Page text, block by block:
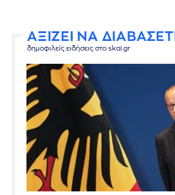
ΑΞΙΖΕΙ ΝΑ
δημοφιλείς ειδήσεις στο skai.gr